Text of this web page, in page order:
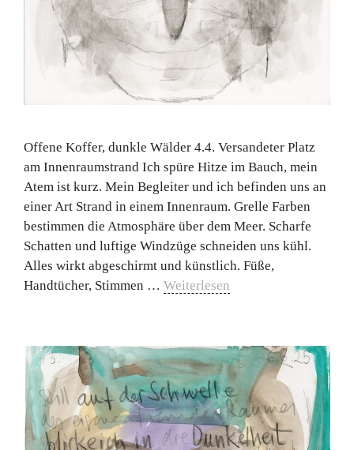
Offene Koffer, dunkle Wälder 4.4. Versandeter Platz
am Innenraumstrand Ich spüre Hitze im Bauch, mein
Atem ist kurz. Mein Begleiter und ich befinden uns an
einer Art Strand in einem Innenraum. Grelle Farben
bestimmen die Atmosphäre über dem Meer. Scharfe
Schatten und luftige Windzüge schneiden uns kühl.
Alles wirkt abgeschirmt und künstlich. Füße,
Handtücher, Stimmen … Weiterlesen